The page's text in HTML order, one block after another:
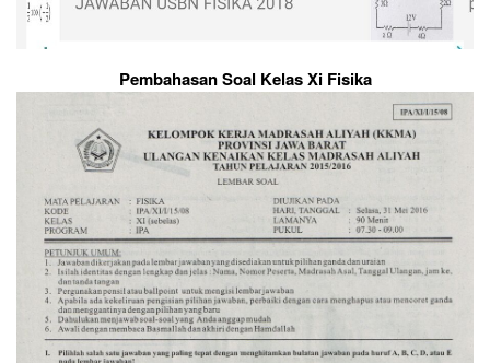
Pembahasan Soal Kelas Xi Fisika